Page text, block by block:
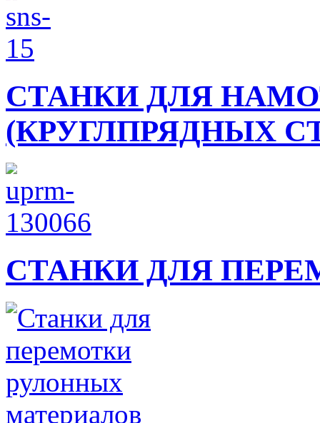
СТАНКИ ДЛЯ
(КРУГЛПРЯДНЫХ
СТАНКИ ДЛЯ